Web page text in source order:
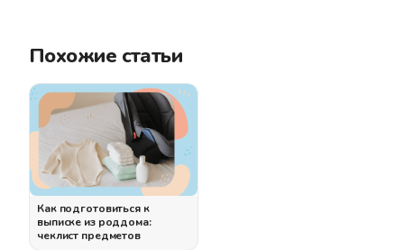
Похожие статьи
Как подготовиться к
выписке из роддома:
чеклист предметов